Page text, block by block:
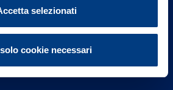
selezionati
cookie necessari